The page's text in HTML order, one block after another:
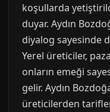
koşullarda
duyar. Aydın
diyalog sayesinde
Yerel üreticiler,
onların emeği
gelir. Aydın
üreticilerden